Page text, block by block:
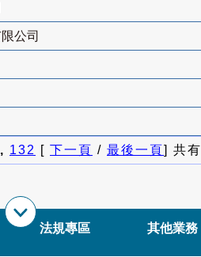
公司
, 132 [ 下一頁 / 最後一頁] 共有
法規專區 其他業務